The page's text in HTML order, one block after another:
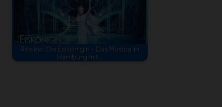
Review: Die Eiskönigin – Das Musical in
Hamburg mit…